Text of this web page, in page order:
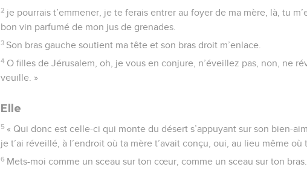
2 je pourrais t’emmener, je te ferais entrer au foyer de ma mère, là, tu
bon vin parfumé de mon jus de grenades.
3 Son bras gauche soutient ma tête et son bras droit m’enlace.
4 O filles de Jérusalem, oh, je vous en conjure, n’éveillez pas, non, ne
veuille. »
Elle
5 « Qui donc est celle-ci qui monte du désert s’appuyant sur son bien-
je t’ai réveillé, à l’endroit où ta mère t’avait conçu, oui, au lieu même
6 Mets-moi comme un sceau sur ton cœur, comme un sceau sur ton